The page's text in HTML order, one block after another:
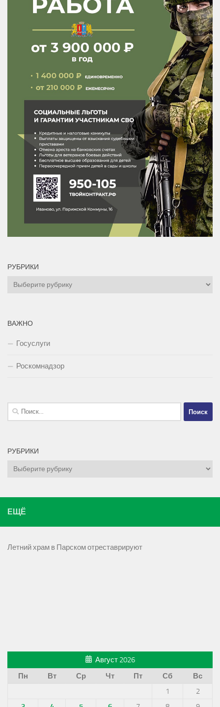
РУБРИКИ
Рубрики
ВАЖНО
Госуслуги
Роскомнадзор
Найти:
РУБРИКИ
Рубрики
ЕЩЁ
Летний храм в Парском отреставрируют
Август 2026
Пн
Вт Ср Чт Пт Сб
Вс
1
2